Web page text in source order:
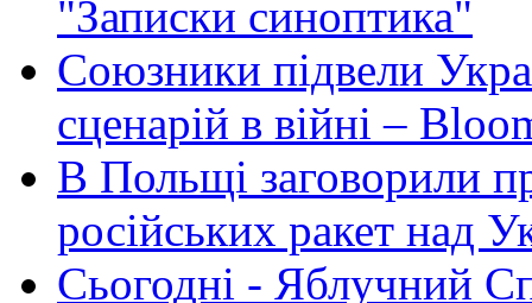
"Записки синоптика"
Союзники підвели
сценарій в війні –
В Польщі заговорили
російських ракет над
Сьогодні - Яблучний